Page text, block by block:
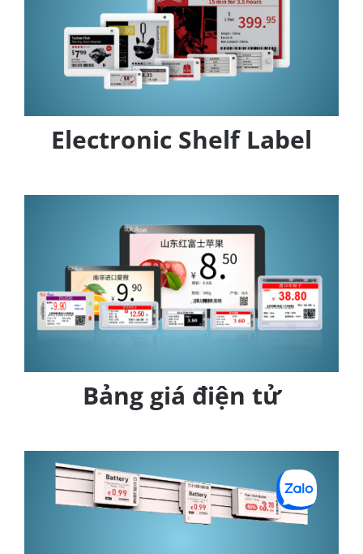
Electronic Shelf Label
Bảng giá điện tử